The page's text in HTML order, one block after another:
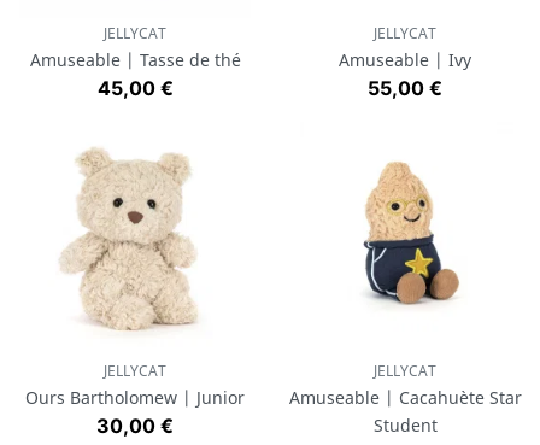
JELLYCAT
Amuseable | Tasse de thé
Prix
45,00 €
JELLYCAT
Amuseable | Ivy
Prix
55,00 €
JELLYCAT
Ours Bartholomew | Junior
Prix
30,00 €
JELLYCAT
Amuseable | Cacahuète Star
Student